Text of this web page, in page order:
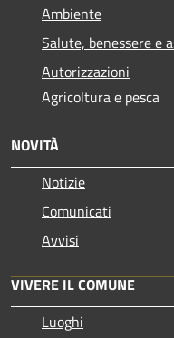
Ambiente
Salute, benessere e
Autorizzazioni
Agricoltura e pesca
NOVITÀ
Notizie
Comunicati
Avvisi
VIVERE IL COMUNE
Luoghi